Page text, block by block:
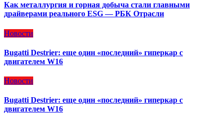
Как металлургия и горная добыча стали главными
драйверами реального ESG — РБК Отрасли
Новости
Bugatti Destrier: еще один «последний» гиперкар с
двигателем W16
Новости
Bugatti Destrier: еще один «последний» гиперкар с
двигателем W16